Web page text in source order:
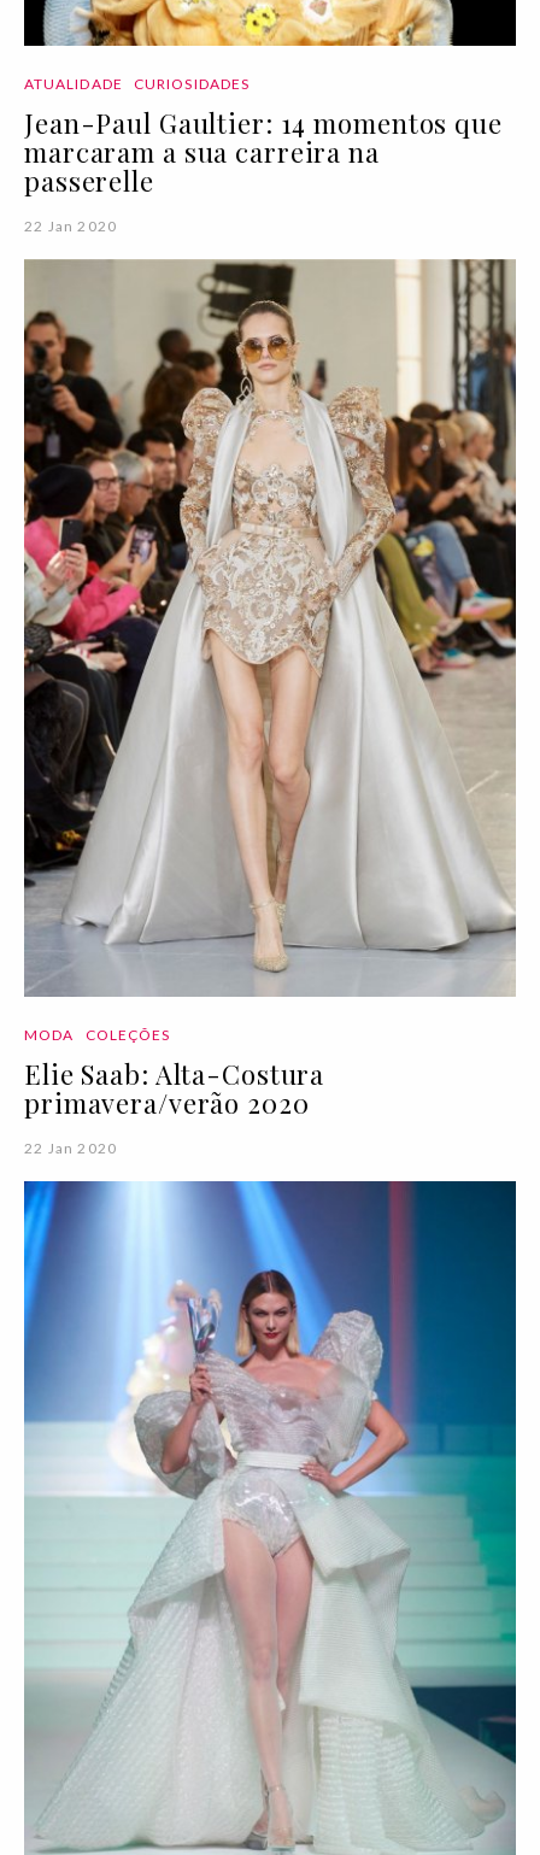
ATUALIDADE CURIOSIDADES
Jean-Paul Gaultier: 14 momentos que
marcaram a sua carreira na
passerelle
22 Jan 2020
MODA COLEÇÕES
Elie Saab: Alta-Costura
primavera/verão 2020
22 Jan 2020